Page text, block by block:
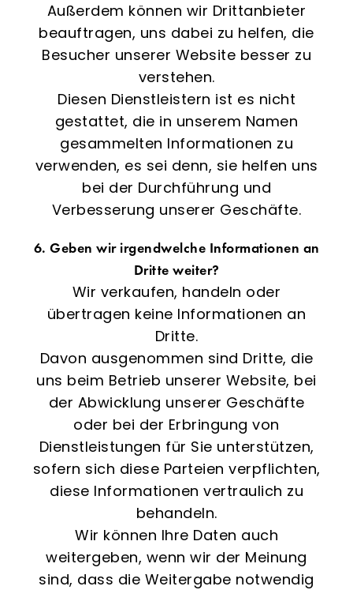
Außerdem können wir Drittanbieter
beauftragen, uns dabei zu helfen, die
Besucher unserer Website besser zu
verstehen.
Diesen Dienstleistern ist es nicht
gestattet, die in unserem Namen
gesammelten Informationen zu
verwenden, es sei denn, sie helfen uns
bei der Durchführung und
Verbesserung unserer Geschäfte.
6. Geben wir irgendwelche Informationen an
Dritte weiter?
Wir verkaufen, handeln oder
übertragen keine Informationen an
Dritte.
Davon ausgenommen sind Dritte, die
uns beim Betrieb unserer Website, bei
der Abwicklung unserer Geschäfte
oder bei der Erbringung von
Dienstleistungen für Sie unterstützen,
sofern sich diese Parteien verpflichten,
diese Informationen vertraulich zu
behandeln.
Wir können Ihre Daten auch
weitergeben, wenn wir der Meinung
sind, dass die Weitergabe notwendig